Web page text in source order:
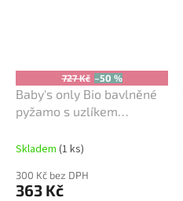
727 Kč –50 %
Baby's only Bio bavlněné
pyžamo s uzlíkem
Skladem (1 ks)
300 Kč bez DPH
363 Kč